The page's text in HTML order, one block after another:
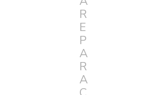
R
E
P
A
R
A